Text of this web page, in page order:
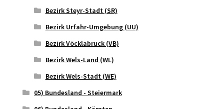
Bezirk Steyr-Stadt (SR)
Bezirk Urfahr-Umgebung (UU)
Bezirk Vöcklabruck (VB)
Bezirk Wels-Land (WL)
Bezirk Wels-Stadt (WE)
05) Bundesland - Steiermark